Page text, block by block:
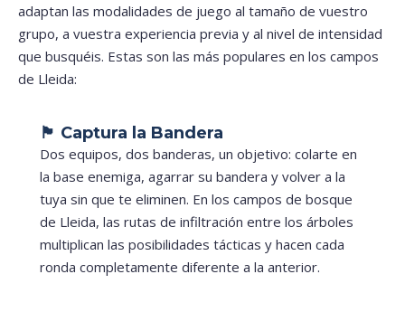
adaptan las modalidades de juego al tamaño de vuestro
grupo, a vuestra experiencia previa y al nivel de intensidad
que busquéis. Estas son las más populares en los campos
de Lleida:
🏴 Captura la Bandera
Dos equipos, dos banderas, un objetivo: colarte en
la base enemiga, agarrar su bandera y volver a la
tuya sin que te eliminen. En los campos de bosque
de Lleida, las rutas de infiltración entre los árboles
multiplican las posibilidades tácticas y hacen cada
ronda completamente diferente a la anterior.